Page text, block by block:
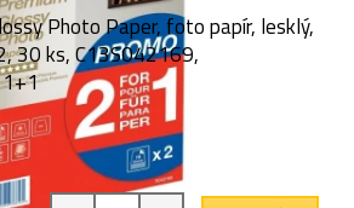
Photo Paper, foto papír, lesklý,
30 ks, C13S042169,